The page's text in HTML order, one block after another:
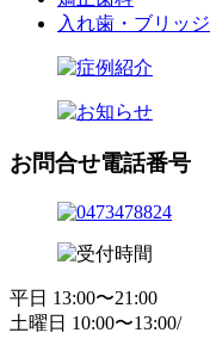
入れ歯・ブリッジ
お問合せ電話番号
平日 13:00〜21:00
土曜日 10:00〜13:00/